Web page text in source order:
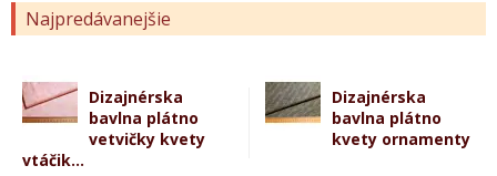
Najpredávanejšie
Dizajnérska
bavlna plátno
vetvičky kvety
vtáčik...
Dizajnérska
bavlna plátno
kvety ornamenty